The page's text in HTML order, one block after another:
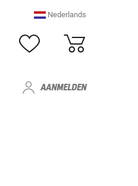
Nederlands
AANMELDEN